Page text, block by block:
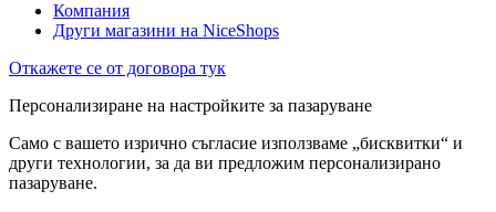
Компания
Други магазини на NiceShops
Откажете се от договора тук
Персонализиране на настройките за пазаруване
Само с вашето изрично съгласие използваме „бисквитки“ и
други технологии, за да ви предложим персонализирано
пазаруване.